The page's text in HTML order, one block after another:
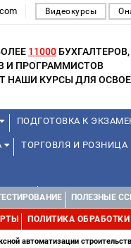
Видеокурсы
11000
И ПРОГРАММИСТОВ
НАШИ КУРСЫ ДЛЯ
ПОДГОТОВКА К
ТОРГОВЛЯ И РОЗНИЦА
1С:УПРАВЛЕНИЕ
ПОЛЕЗНЫЕ
ПОЛИТИКА
автоматизации